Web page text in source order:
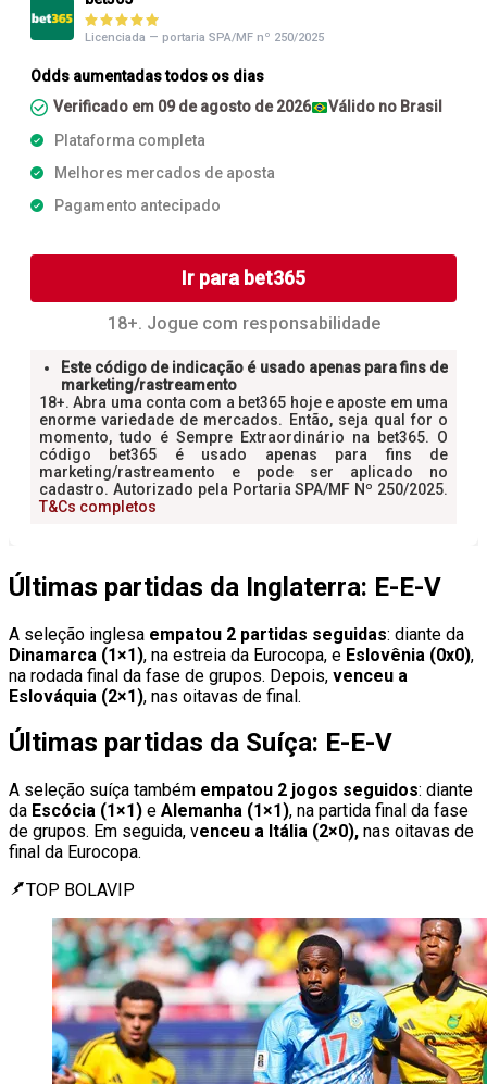
Últimas partidas da Inglaterra: E-E-V
A seleção inglesa empatou 2 partidas seguidas: diante da
Dinamarca (1×1), na estreia da Eurocopa, e Eslovênia (0x0),
na rodada final da fase de grupos. Depois, venceu a
Eslováquia (2×1), nas oitavas de final.
Últimas partidas da Suíça: E-E-V
A seleção suíça também empatou 2 jogos seguidos: diante
da Escócia (1×1) e Alemanha (1×1), na partida final da fase
de grupos. Em seguida, venceu a Itália (2×0), nas oitavas de
final da Eurocopa.
TOP BOLAVIP